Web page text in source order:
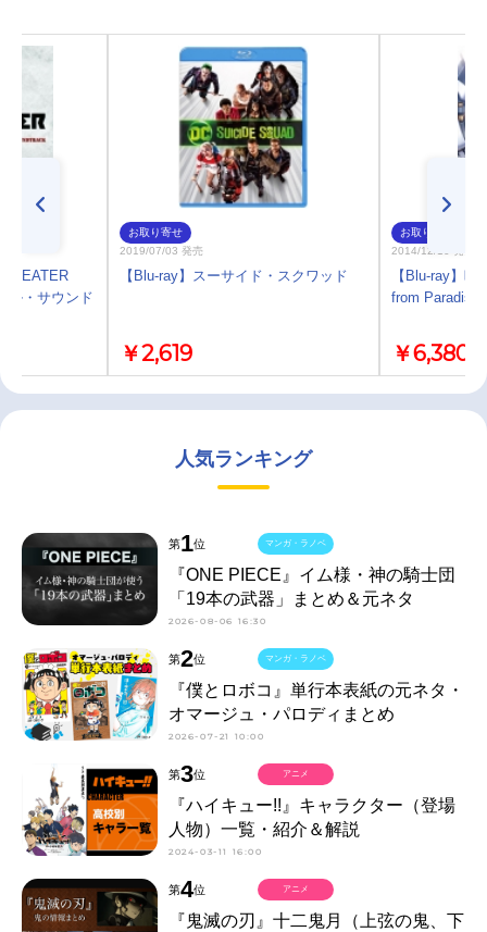
EATER
ル・サウンド
お取り寄せ
2019/07/03 発売
【Blu-ray】スーサイド・スクワッド
￥2,619
お取り寄せ
2014/12/10 発売
【Blu-ray】
from Paradise
￥6,380
人気ランキング
第1位
『ONE PIECE』イム様・神の騎士団
「19本の武器」まとめ＆元ネタ
2026-08-06 16:30
マンガ・ラノベ
第2位
『僕とロボコ』単行本表紙の元ネタ・
オマージュ・パロディまとめ
2026-07-21 10:00
マンガ・ラノベ
第3位
『ハイキュー!!』キャラクター（登場
人物）一覧・紹介＆解説
2024-03-11 16:00
アニメ
第4位
『鬼滅の刃』十二鬼月（上弦の鬼、下
アニメ